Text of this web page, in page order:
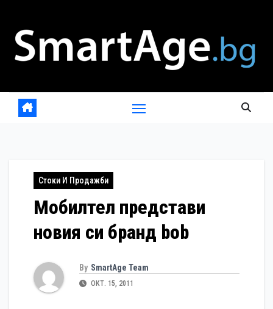
content
Стоки И Продажби
Мобилтел представи
новия си бранд bob
By SmartAge Team
ОКТ. 15, 2011